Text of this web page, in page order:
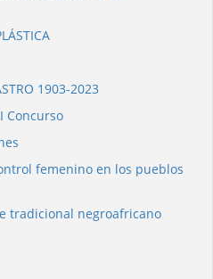
1903-2023
Concurso
femenino en los pueblos
tradicional negroafricano